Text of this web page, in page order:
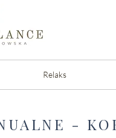
Relaks
-